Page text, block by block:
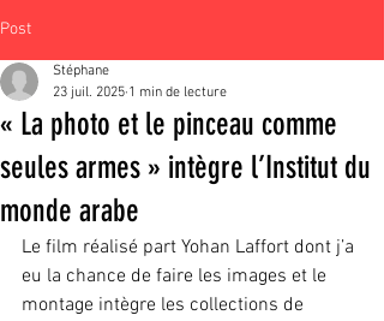
Post
« La photo et le pinceau comme
seules armes » intègre l’Institut du
monde arabe
Stéphane
23 juil. 2025 1 min de lecture
Le film réalisé part Yohan Laffort dont j’a
eu la chance de faire les images et le
montage intègre les collections de